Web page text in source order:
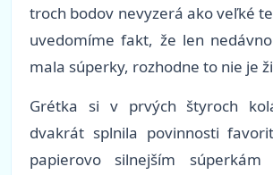
troch bodov nevyzerá ako veľké
uvedomíme fakt, že len
mala súperky, rozhodne to nie je
Grétka si v prvých štyroch
dvakrát splnila povinnosti
papierovo silnejším súperkám